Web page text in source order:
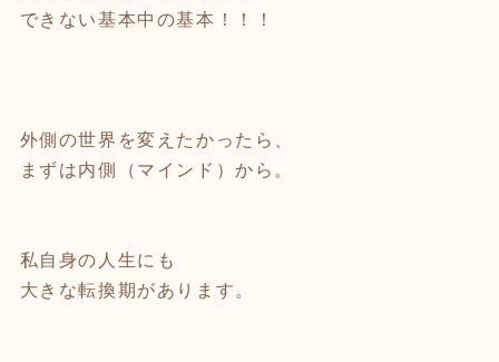
できない基本中の基本！！！
外側の世界を変えたかったら、
まずは内側（マインド）から。
私自身の人生にも
大きな転換期があります。